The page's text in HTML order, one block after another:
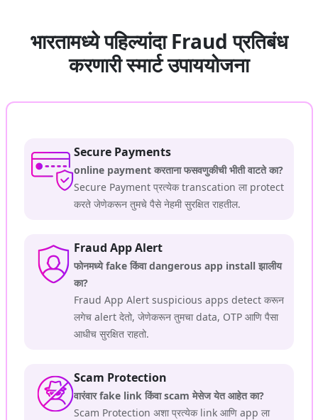
भारतामध्ये पहिल्यांदा Fraud प्रतिबंध
करणारी स्मार्ट उपाययोजना
Secure Payments
online payment करताना फसवणुकीची भीती वाटते का?
Secure Payment प्रत्येक transcation ला protect
करते जेणेकरून तुमचे पैसे नेहमी सुरक्षित राहतील.
Fraud App Alert
फोनमध्ये fake किंवा dangerous app install झालीय
का?
Fraud App Alert suspicious apps detect करून
लगेच alert देतो, जेणेकरून तुमचा data, OTP आणि पैसा
आधीच सुरक्षित राहतो.
Scam Protection
वारंवार fake link किंवा scam मेसेज येत आहेत का?
Scam Protection अशा प्रत्येक link आणि app ला